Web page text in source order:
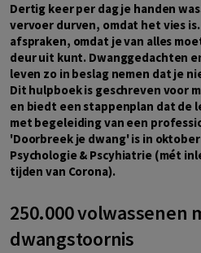
Dertig keer per dag je handen
vervoer durven, omdat het vies
afspraken, omdat je van alles
deur uit kunt. Dwanggedachten
leven zo in beslag nemen dat je
Dit hulpboek is geschreven voor
en biedt een stappenplan dat de
met begeleiding van een
'Doorbreek je dwang' is in
Psychologie & Pscyhiatrie (mét
tijden van Corona).
250.000 volwassenen
dwangstoornis